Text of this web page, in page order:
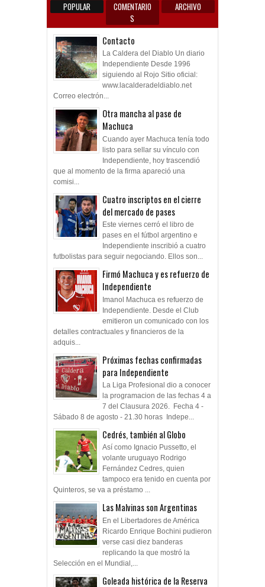
POPULAR
COMENTARIO
S
ARCHIVO
Contacto
La Caldera del Diablo Un diario
Independiente Desde 1996
siguiendo al Rojo Sitio oficial:
www.lacalderadeldiablo.net
Correo electrón...
Otra mancha al pase de
Machuca
Cuando ayer Machuca tenía todo
listo para sellar su vínculo con
Independiente, hoy trascendió
que al momento de la firma apareció una
comisi...
Cuatro inscriptos en el cierre
del mercado de pases
Este viernes cerró el libro de
pases en el fútbol argentino e
Independiente inscribió a cuatro
futbolistas para seguir negociando. Ellos son...
Firmó Machuca y es refuerzo de
Independiente
Imanol Machuca es refuerzo de
Independiente. Desde el Club
emitieron un comunicado con los
detalles contractuales y financieros de la
adquis...
Próximas fechas confirmadas
para Independiente
La Liga Profesional dio a conocer
la programacion de las fechas 4 a
7 del Clausura 2026. Fecha 4 -
Sábado 8 de agosto - 21.30 horas Indepe...
Cedrés, también al Globo
Así como Ignacio Pussetto, el
volante uruguayo Rodrigo
Fernández Cedres, quien
tampoco era tenido en cuenta por
Quinteros, se va a préstamo ...
Las Malvinas son Argentinas
En el Libertadores de América
Ricardo Enrique Bochini pudieron
verse casi diez banderas
replicando la que mostró la
Selección en el Mundial,...
Goleada histórica de la Reserva